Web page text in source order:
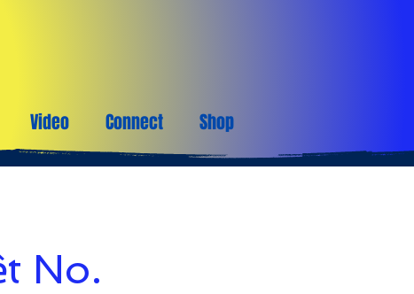
Video Connect Shop
No.